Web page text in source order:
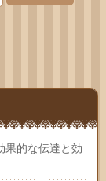
果的な伝達と効